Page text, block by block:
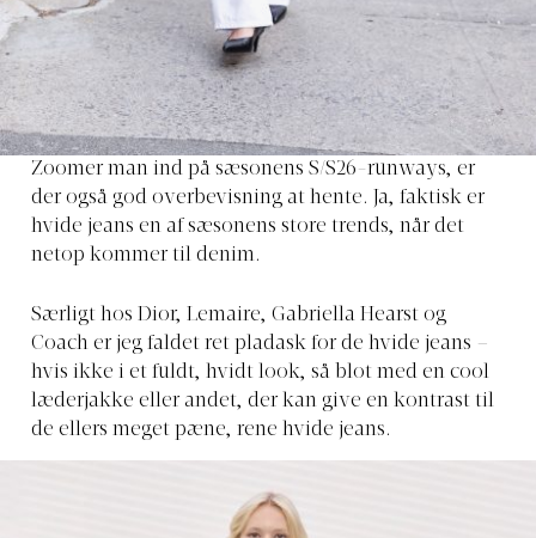
Zoomer man ind på sæsonens S/S26-runways, er
der også god overbevisning at hente. Ja, faktisk er
hvide jeans en af sæsonens store trends, når det
netop kommer til denim.
Særligt hos Dior, Lemaire, Gabriella Hearst og
Coach er jeg faldet ret pladask for de hvide jeans –
hvis ikke i et fuldt, hvidt look, så blot med en cool
læderjakke eller andet, der kan give en kontrast til
de ellers meget pæne, rene hvide jeans.